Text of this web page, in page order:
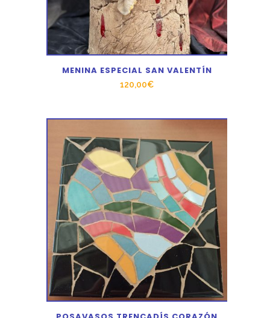
MENINA ESPECIAL SAN VALENTÍN
120,00€